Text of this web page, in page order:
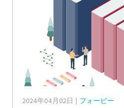
2024年04月02日
フォービー